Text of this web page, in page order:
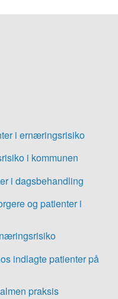
i ernæringsrisiko
i kommunen
i dagsbehandling
og patienter i
indlagte patienter på
praksis